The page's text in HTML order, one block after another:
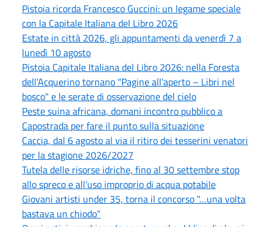
Pistoia ricorda Francesco Guccini: un legame speciale
con la Capitale Italiana del Libro 2026
Estate in città 2026, gli appuntamenti da venerdì 7 a
lunedì 10 agosto
Pistoia Capitale Italiana del Libro 2026: nella Foresta
dell'Acquerino tornano "Pagine all'aperto – Libri nel
bosco" e le serate di osservazione del cielo
Peste suina africana, domani incontro pubblico a
Capostrada per fare il punto sulla situazione
Caccia, dal 6 agosto al via il ritiro dei tesserini venatori
per la stagione 2026/2027
Tutela delle risorse idriche, fino al 30 settembre stop
allo spreco e all’uso improprio di acqua potabile
Giovani artisti under 35, torna il concorso "…una volta
bastava un chiodo"